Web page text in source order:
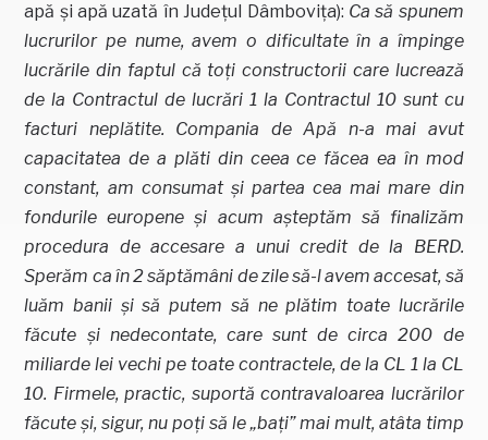
apă și apă uzată în Județul Dâmbovița): Ca să spunem
lucrurilor pe nume, avem o dificultate în a împinge
lucrările din faptul că toți constructorii care lucrează
de la Contractul de lucrări 1 la Contractul 10 sunt cu
facturi neplătite. Compania de Apă n-a mai avut
capacitatea de a plăti din ceea ce făcea ea în mod
constant, am consumat și partea cea mai mare din
fondurile europene și acum așteptăm să finalizăm
procedura de accesare a unui credit de la BERD.
Sperăm ca în 2 săptămâni de zile să-l avem accesat, să
luăm banii și să putem să ne plătim toate lucrările
făcute și nedecontate, care sunt de circa 200 de
miliarde lei vechi pe toate contractele, de la CL 1 la CL
10. Firmele, practic, suportă contravaloarea lucrărilor
făcute și, sigur, nu poți să le „bați” mai mult, atâta timp